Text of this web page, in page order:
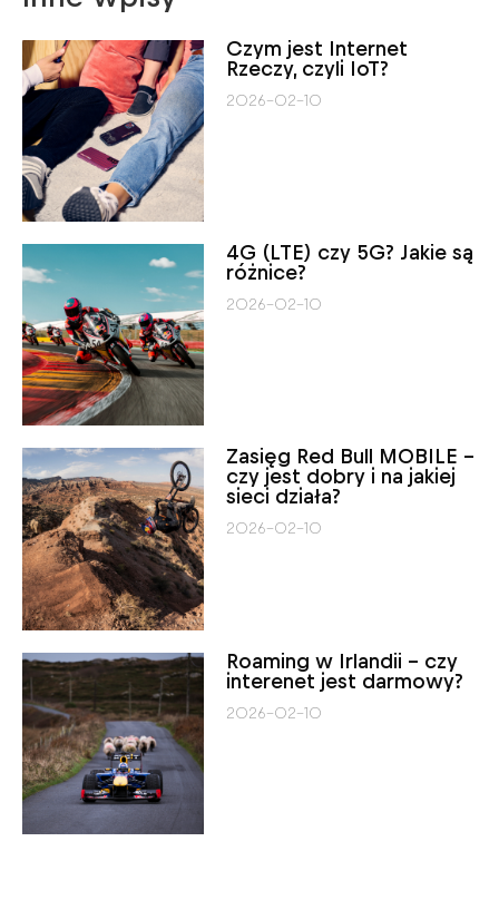
Czym jest Internet
Rzeczy, czyli IoT?
2026-02-10
4G (LTE) czy 5G? Jakie są
różnice?
2026-02-10
Zasięg Red Bull MOBILE –
czy jest dobry i na jakiej
sieci działa?
2026-02-10
Roaming w Irlandii – czy
interenet jest darmowy?
2026-02-10